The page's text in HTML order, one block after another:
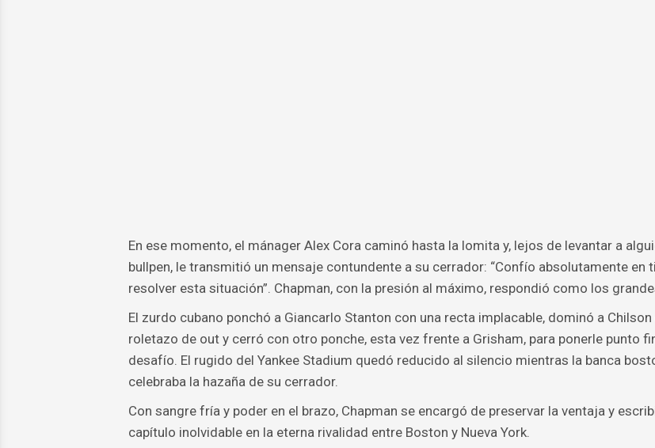
En ese momento, el mánager Alex Cora caminó hasta la lomita y, lejos de levantar a
bullpen, le transmitió un mensaje contundente a su cerrador: “Confío absolutamente en
resolver esta situación”. Chapman, con la presión al máximo, respondió como los
El zurdo cubano ponchó a Giancarlo Stanton con una recta implacable, dominó a Chilson
roletazo de out y cerró con otro ponche, esta vez frente a Grisham, para ponerle punto
desafío. El rugido del Yankee Stadium quedó reducido al silencio mientras la banca
celebraba la hazaña de su cerrador.
Con sangre fría y poder en el brazo, Chapman se encargó de preservar la ventaja y
capítulo inolvidable en la eterna rivalidad entre Boston y Nueva York.